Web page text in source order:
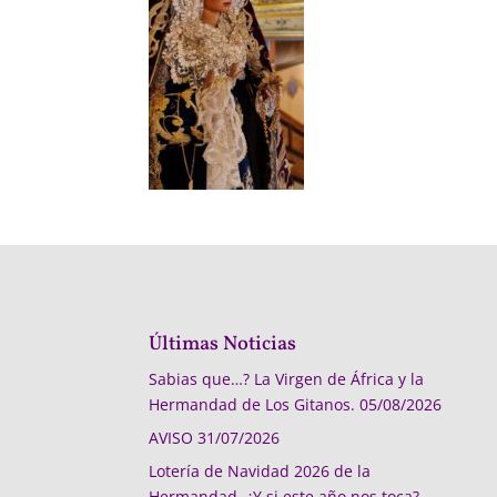
Últimas Noticias
Sabias que…? La Virgen de África y la
Hermandad de Los Gitanos. 05/08/2026
AVISO 31/07/2026
Lotería de Navidad 2026 de la